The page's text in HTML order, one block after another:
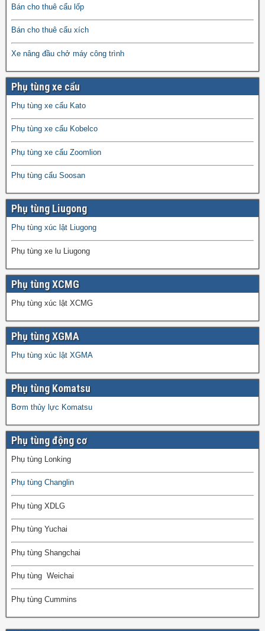
Bán cho thuê cẩu lốp
Bán cho thuê cẩu xích
Xe nâng đầu chở máy công trình
Phụ tùng xe cẩu
Phụ tùng xe cẩu Kato
Phụ tùng xe cẩu Kobelco
Phụ tùng xe cẩu Zoomlion
Phụ tùng cẩu Soosan
Phụ tùng Liugong
Phụ tùng xúc lật Liugong
Phụ tùng xe lu Liugong
Phụ tùng XCMG
Phụ tùng xúc lật XCMG
Phụ tùng XGMA
Phụ tùng xúc lật XGMA
Phụ tùng Komatsu
Bơm thủy lực Komatsu
Phụ tùng động cơ
Phụ tùng Lonking
Phụ tùng Changlin
Phụ tùng XDLG
Phụ tùng Yuchai
Phụ tùng Shangchai
Phụ tùng Weichai
Phụ tùng Cummins